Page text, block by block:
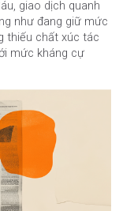
giao dịch quanh
như đang giữ mức
thiếu chất xúc tác
mức kháng cự